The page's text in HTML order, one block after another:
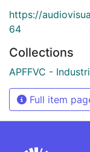
https://
64
Collections
APFFVC -
Full item